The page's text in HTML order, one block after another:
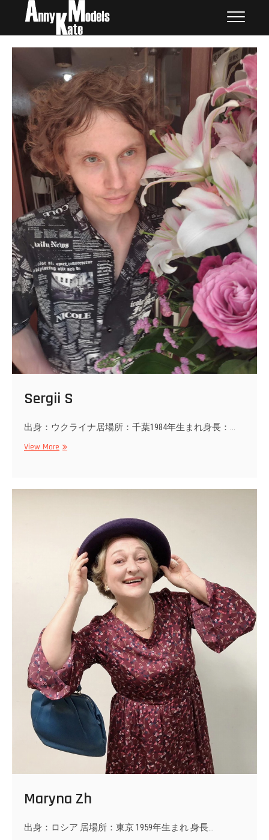
外国人モデル | AnnyKate
Models
外国人モデル | アニケイト・モデルズ
Sergii S
出身：ウクライナ居場所：千葉1984年生まれ身長：…
View More Sergii
Maryna Zh
出身：ロシア 居場所：東京 1959年生まれ 身長…